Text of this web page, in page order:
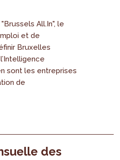
All.In", le
et de
Bruxelles
sont les entreprises
de
des